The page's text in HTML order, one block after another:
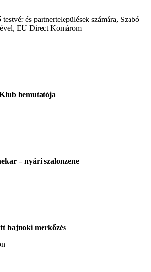
és partnertelepülések számára, Szabó
EU Direct Komárom
bemutatója
– nyári szalonzene
bajnoki mérkőzés